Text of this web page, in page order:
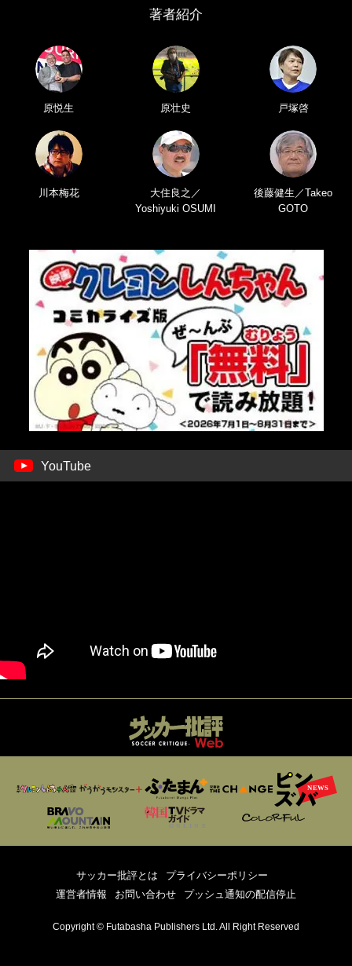
著者紹介
原悦生 原壮史 戸塚啓
川本梅花
大住良之／
Yoshiyuki OSUMI
後藤健生／Takeo
GOTO
YouTube
サッカー批評とは
プライバシーポリシー
運営者情報
お問い合わせ プッシュ通知の配信停止
Copyright © Futabasha Publishers Ltd. All Right Reserved